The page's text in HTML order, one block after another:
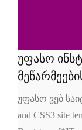
უფასო
უფასო ვებ
and CSS3 site